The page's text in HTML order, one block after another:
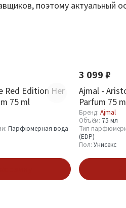
поэтому актуальный
Red Edition Her
75 ml
Парфюмерная вода
3 099 ₽
Ajmal -
Parfum 75
Бренд: Ajmal
Объём: 75 мл
Тип
(EDP)
Пол: Унисекс